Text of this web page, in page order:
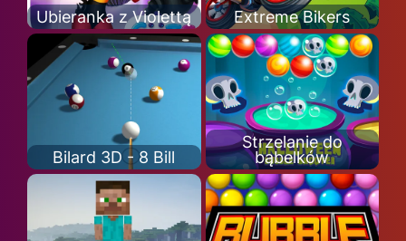
Ubieranka z Violettą Extreme Bikers
Bilard 3D - 8 Bill
Strzelanie do
bąbelków